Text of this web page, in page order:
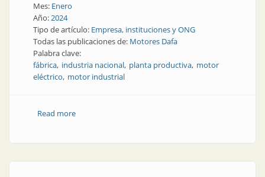
Mes: Enero
Año:2024
Tipo de artículo: Empresa, instituciones y ONG
Todas las publicaciones de: Motores Dafa
Palabra clave:
fábrica industria nacional planta productiva motor
eléctrico motor industrial
Read moreabout Industria nacional: calentando los motores